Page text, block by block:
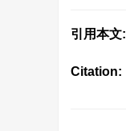
引用本文:
Citation: